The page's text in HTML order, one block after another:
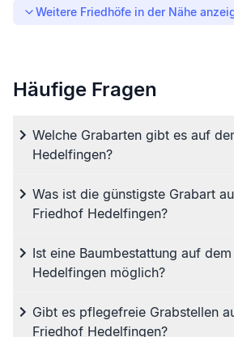
Weitere Friedhöfe in der Nähe
Häufige Fragen
Welche Grabarten gibt es auf
Hedelfingen?
Was ist die günstigste Grabart
Friedhof Hedelfingen?
Ist eine Baumbestattung auf
Hedelfingen möglich?
Gibt es pflegefreie Grabstellen
Friedhof Hedelfingen?